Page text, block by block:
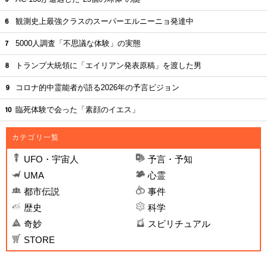
観測史上最強クラスのスーパーエルニーニョ発達中
5000人調査「不思議な体験」の実態
トランプ大統領に「エイリアン発表原稿」を渡した男
コロナ的中霊能者が語る2026年の予言ビジョン
臨死体験で会った「素顔のイエス」
カテゴリ一覧
UFO・宇宙人
予言・予知
UMA
心霊
都市伝説
事件
歴史
科学
奇妙
スピリチュアル
STORE